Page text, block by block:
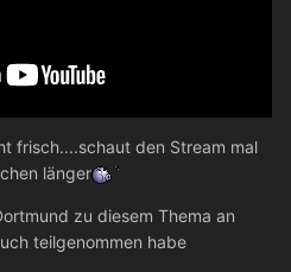
frisch....schaut den Stream mal
länger
zu diesem Thema an
teilgenommen habe